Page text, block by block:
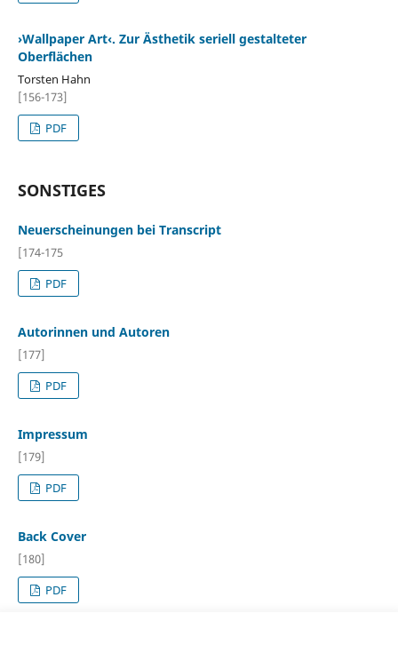
›Wallpaper Art‹. Zur Ästhetik seriell gestalteter
Oberflächen
Torsten Hahn
[156-173]
PDF
SONSTIGES
Neuerscheinungen bei Transcript
[174-175
PDF
Autorinnen und Autoren
[177]
PDF
Impressum
[179]
PDF
Back Cover
[180]
PDF